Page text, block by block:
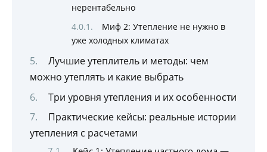
нерентабельно
Миф 2: Утепление не нужно в
уже холодных климатах
Лучшие утеплитель и методы: чем
можно утеплять и какие выбрать
Три уровня утепления и их особенности
Практические кейсы: реальные истории
утепления с расчетами